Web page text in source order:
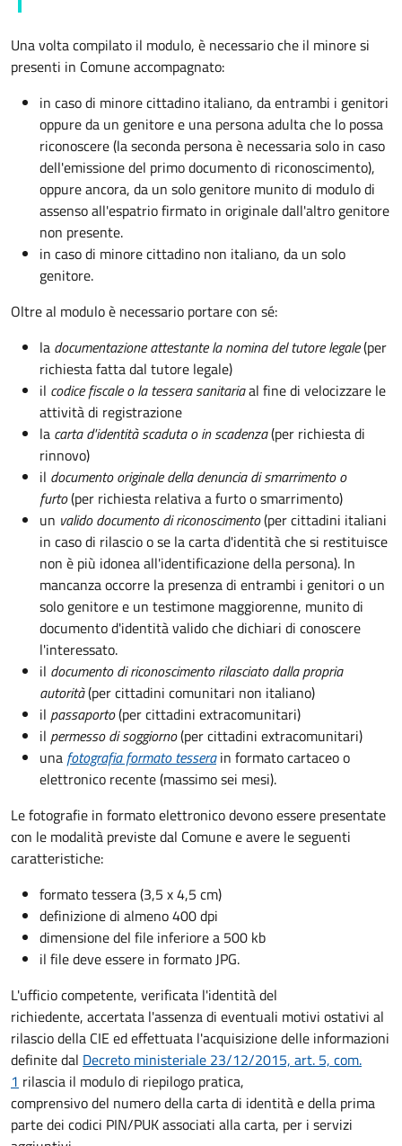
Una volta compilato il modulo, è necessario che il minore si
presenti in Comune accompagnato:
in caso di minore cittadino italiano, da entrambi i genitori
oppure da un genitore e una persona adulta che lo possa
riconoscere (la seconda persona è necessaria solo in caso
dell'emissione del primo documento di riconoscimento),
oppure ancora, da un solo genitore munito di modulo di
assenso all'espatrio firmato in originale dall'altro genitore
non presente.
in caso di minore cittadino non italiano, da un solo
genitore.
Oltre al modulo è necessario portare con sé:
la documentazioneattestante la nomina del tutore legale(per
richiesta fatta dal tutore legale)
il codice fiscale o la tessera sanitariaal fine di velocizzare le
attività di registrazione
la carta d'identità scaduta o in scadenza(per richiesta di
rinnovo)
il documento originale della denuncia di smarrimento o
furto(per richiesta relativa a furto o smarrimento)
un valido documento di riconoscimento(per cittadini italiani
in caso di rilascio o se la carta d'identità che si restituisce
non è più idonea all'identificazione della persona). In
mancanza occorre la presenza di entrambi i genitori o un
solo genitore e un testimone maggiorenne, munito di
documento d'identità valido che dichiari di conoscere
l'interessato.
il documento di riconoscimento rilasciato dalla propria
autorità(per cittadini comunitari non italiano)
il passaporto(per cittadini extracomunitari)
il permesso di soggiorno(per cittadini extracomunitari)
una fotografia formato tessera in formato cartaceo o
elettronico recente (massimo sei mesi).
Le fotografie in formato elettronico devono essere presentate
con le modalità previste dal Comune e avere le seguenti
caratteristiche:
formato tessera (3,5 x 4,5 cm)
definizione di almeno 400 dpi
dimensione del file inferiore a 500 kb
il file deve essere in formato JPG.
L'ufficio competente, verificata l'identità del
richiedente, accertata l'assenza di eventuali motivi ostativi al
rilascio della CIE ed effettuata l'acquisizione delle informazioni
definite dal Decreto ministeriale 23/12/2015, art. 5, com.
1 rilascia il modulo di riepilogo pratica,
comprensivo del numero della carta di identità e della prima
parte dei codici PIN/PUK associati alla carta, per i servizi